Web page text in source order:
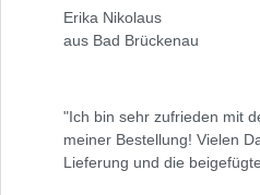
Erika Nikolaus
aus Bad Brückenau
"Ich bin sehr zufrieden mit
meiner Bestellung! Vielen
Lieferung und die